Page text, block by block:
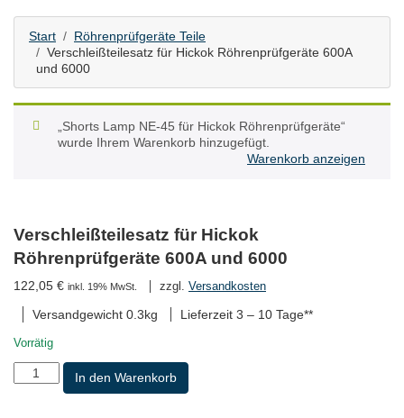
Start
Röhrenprüfgeräte Teile
Verschleißteilesatz für Hickok Röhrenprüfgeräte 600A
und 6000
„Shorts Lamp NE-45 für Hickok Röhrenprüfgeräte“
wurde Ihrem Warenkorb hinzugefügt.
Warenkorb anzeigen
Verschleißteilesatz für Hickok
Röhrenprüfgeräte 600A und 6000
122,05 € inkl. 19% MwSt. zzgl. Versandkosten
Versandgewicht 0.3kg Lieferzeit 3 – 10 Tage**
Vorrätig
Verschleißteilesatz
für
In den Warenkorb